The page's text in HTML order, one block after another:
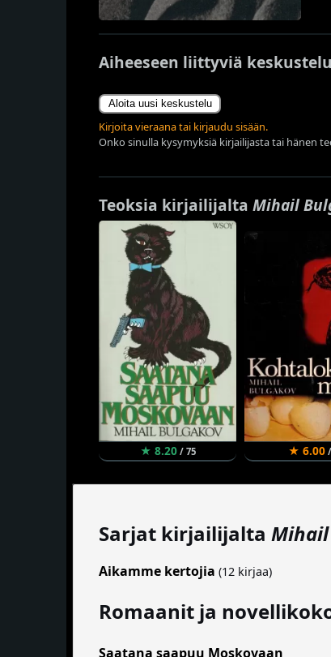
Aiheeseen liittyviä
Aloita uusi keskustelu
Kirjoita vieraana tai kirjaudu sisään.
Onko sinulla kysymyksiä kirjailijasta tai hänen
Teoksia kirjailijalta Mihail
★ 8.20/ 75 ★ 6.00/
Sarjat kirjailijalta
Aikamme kertojia (12 kirjaa)
Romaanit ja
Saatana saapuu Moskovaan